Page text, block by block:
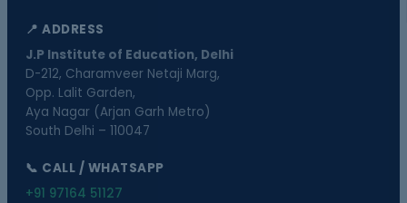
📍 ADDRESS
J.P Institute of Education, Delhi
D-212, Charamveer Netaji Marg,
Opp. Lalit Garden,
Aya Nagar (Arjan Garh Metro)
South Delhi – 110047
📞 CALL / WHATSAPP
+91 97164 51127